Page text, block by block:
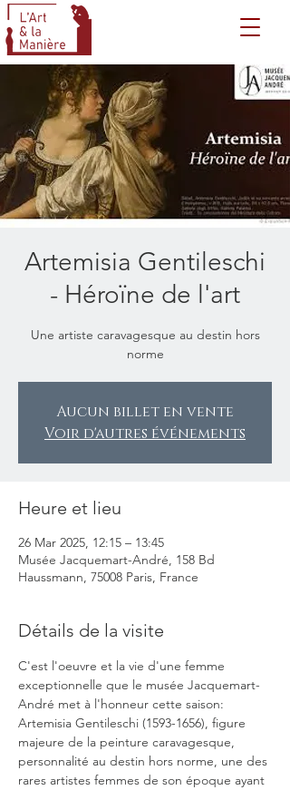
Artemisia Gentileschi
- Héroïne de l'art
Une artiste caravagesque au destin hors
norme
Aucun billet en vente
Voir d'autres événements
Heure et lieu
26 Mar 2025, 12:15 – 13:45
Musée Jacquemart-André, 158 Bd
Haussmann, 75008 Paris, France
Détails de la visite
C'est l'oeuvre et la vie d'une femme
exceptionnelle que le musée Jacquemart-
André met à l'honneur cette saison:
Artemisia Gentileschi (1593-1656), figure
majeure de la peinture caravagesque,
personnalité au destin hors norme, une des
rares artistes femmes de son époque ayant